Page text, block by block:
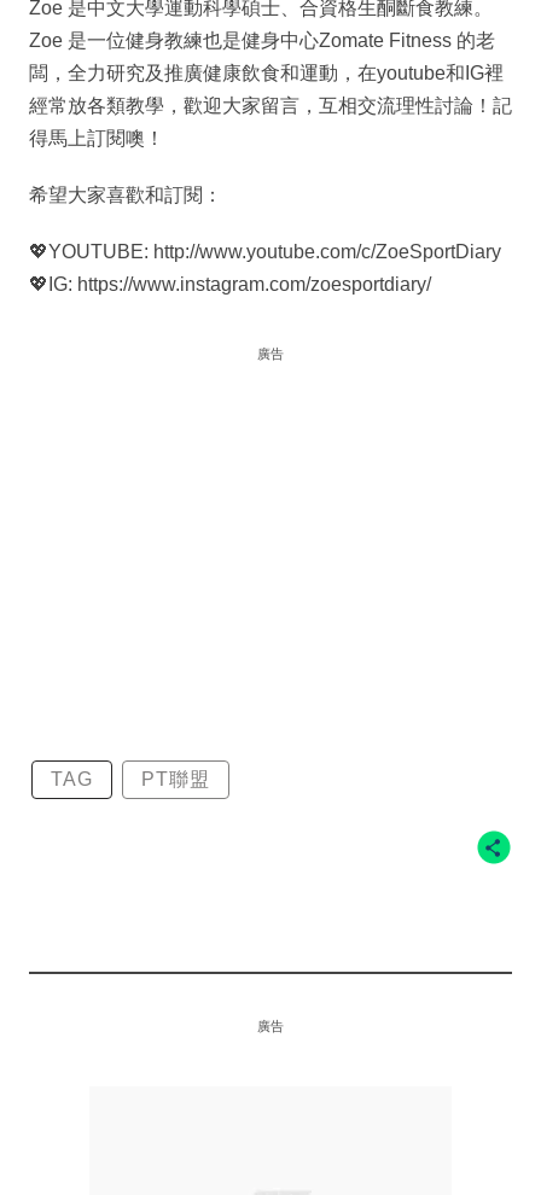
Zoe 是中文大學運動科學碩士、合資格生酮斷食教練。
Zoe 是一位健身教練也是健身中心Zomate Fitness 的老
闆，全力研究及推廣健康飲食和運動，在youtube和IG裡
經常放各類教學，歡迎大家留言，互相交流理性討論！記
得馬上訂閱噢！
希望大家喜歡和訂閱：
💖YOUTUBE: http://www.youtube.com/c/ZoeSportDiary
💖IG: https://www.instagram.com/zoesportdiary/
廣告
TAG PT聯盟
廣告